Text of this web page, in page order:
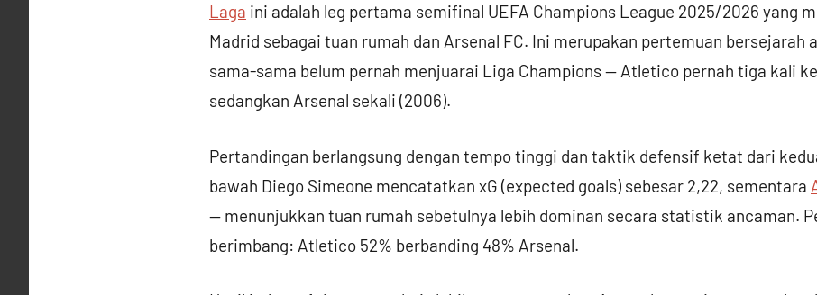
Laga ini adalah leg pertama semifinal UEFA Champions League 2025/2026 yang
Madrid sebagai tuan rumah dan Arsenal FC. Ini merupakan pertemuan bersejarah
sama-sama belum pernah menjuarai Liga Champions — Atletico pernah tiga kali ke
sedangkan Arsenal sekali (2006).
Pertandingan berlangsung dengan tempo tinggi dan taktik defensif ketat dari
bawah Diego Simeone mencatatkan xG (expected goals) sebesar 2,22, sementara
— menunjukkan tuan rumah sebetulnya lebih dominan secara statistik ancaman.
berimbang: Atletico 52% berbanding 48% Arsenal.